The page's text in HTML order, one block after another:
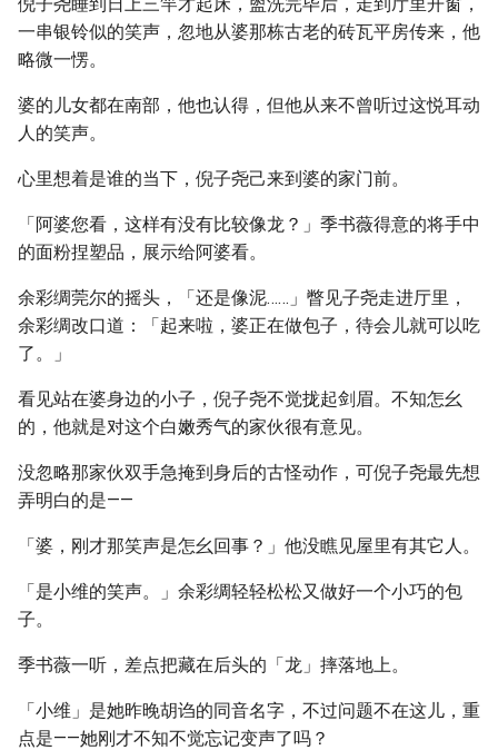
一串银铃似的笑声，忽地从婆那栋古老的砖瓦平房传来，他
略微一愣。
婆的儿女都在南部，他也认得，但他从来不曾听过这悦耳动
人的笑声。
心里想着是谁的当下，倪子尧己来到婆的家门前。
「阿婆您看，这样有没有比较像龙？」季书薇得意的将手中
的面粉捏塑品，展示给阿婆看。
余彩绸莞尔的摇头，「还是像泥……」瞥见子尧走进厅里，
余彩绸改口道：「起来啦，婆正在做包子，待会儿就可以吃
了。」
看见站在婆身边的小子，倪子尧不觉拢起剑眉。不知怎幺
的，他就是对这个白嫩秀气的家伙很有意见。
没忽略那家伙双手急掩到身后的古怪动作，可倪子尧最先想
弄明白的是——
「婆，刚才那笑声是怎幺回事？」他没瞧见屋里有其它人。
「是小维的笑声。」余彩绸轻轻松松又做好一个小巧的包
子。
季书薇一听，差点把藏在后头的「龙」摔落地上。
「小维」是她昨晚胡诌的同音名字，不过问题不在这儿，重
点是——她刚才不知不觉忘记变声了吗？